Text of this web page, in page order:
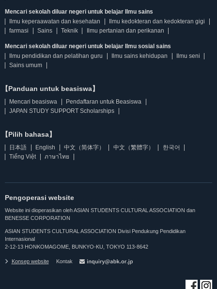
Mencari sekolah diluar negeri untuk belajar Ilmu sains
Ilmu keperaawatan dan kesehatan
Ilmu kedokteran dan kedokteran gigi
farmasi
Sains Teknik Ilmu pertanian dan perikanan
Mencari sekolah diluar negeri untuk belajar Ilmu sosial sains
Ilmu pendidikan dan pelatihan guru
Ilmu sains kehidupan
Ilmu seni
Sains umum
【Panduan untuk beasiswa】
Mencari beasiswa
Pendaftaran untuk Beasiswa
JAPAN STUDY SUPPORT Scholarships
【Pilih bahasa】
日本語 English 中文（简体字） 中文（繁體字）
한국어
Tiếng Việt
ภาษาไทย
Pengoperasi website
Website ini dioperasikan oleh ASIAN STUDENTS CULTURAL ASSOCIATION dan
BENESSE CORPORATION
ASIAN STUDENTS CULTURAL ASSOCIATION Divisi Pendukung Pendidikan
Internasional
2-12-13 HONKOMAGOME, BUNKYO-KU, TOKYO 113-8642
Konsep website Kontak